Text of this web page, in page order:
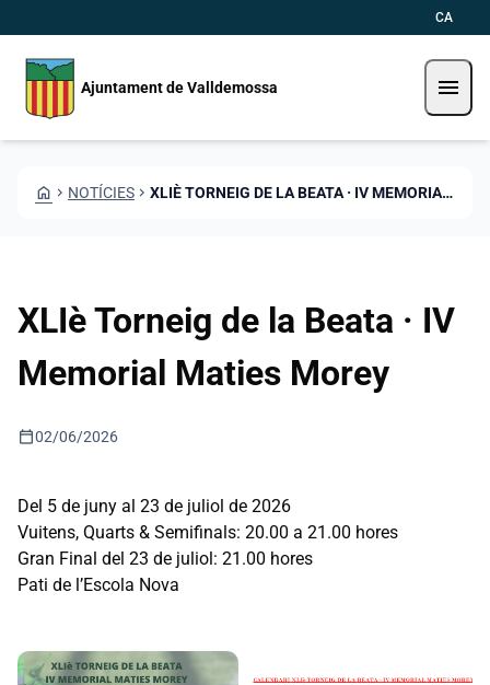
CA
Ajuntament de Valldemossa menu
HOME CHEVRON_RIGHT NOTÍCIES CHEVRON_RIGHT XLIÈ TORNEIG DE LA BEATA · IV MEMORIAL MATIES MOREY
XLIè Torneig de la Beata · IV
Memorial Maties Morey
calendar_today02/06/2026
Del 5 de juny al 23 de juliol de 2026
Vuitens, Quarts & Semifinals: 20.00 a 21.00 hores
Gran Final del 23 de juliol: 21.00 hores
Pati de l’Escola Nova